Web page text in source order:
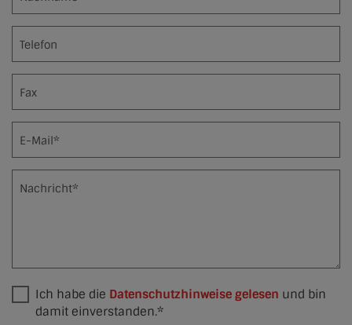
Telefon
Fax
E-Mail*
Nachricht*
Ich habe die Datenschutzhinweise gelesen und bin
damit einverstanden.*